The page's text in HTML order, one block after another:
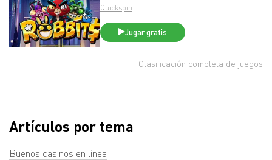
Quickspin
Jugar gratis
Clasificación completa de juegos
Artículos por tema
Buenos casinos en línea